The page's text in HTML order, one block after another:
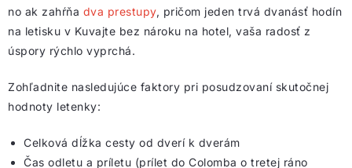
no ak zahŕňa dva prestupy, pričom jeden trvá dvanásť hodín
na letisku v Kuvajte bez nároku na hotel, vaša radosť z
úspory rýchlo vyprchá.
Zohľadnite nasledujúce faktory pri posudzovaní skutočnej
hodnoty letenky:
Celková dĺžka cesty od dverí k dverám
Čas odletu a príletu (prílet do Colomba o tretej ráno